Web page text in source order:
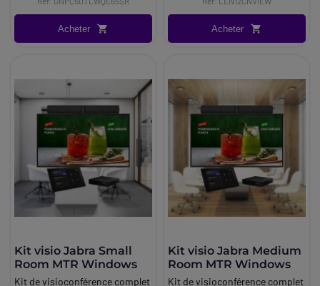
de taille moyenne (6-12
Acheter
l'entreprise.
Acheter
Kit visio Jabra Small
Room MTR Windows
Kit de visioconférence complet
Kit visio Jabra Medium
Room MTR Windows
Kit de visioconférence complet